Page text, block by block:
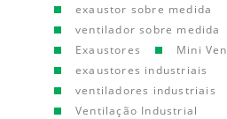
exaustor sobre medida
ventilador sobre medida
Exaustores
Mini
exaustores industriais
ventiladores industriais
Ventilação Industrial